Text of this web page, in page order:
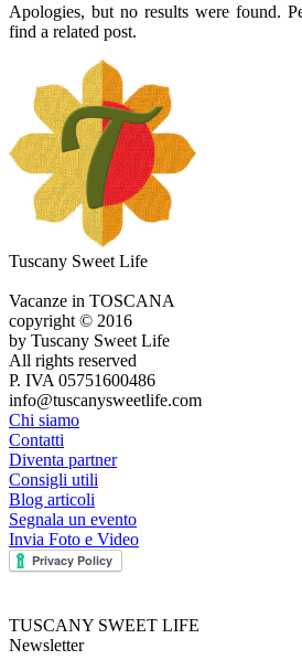
Apologies, but no results were found.
find a related post.
Tuscany Sweet Life
Vacanze in TOSCANA
copyright © 2016
by Tuscany Sweet Life
All rights reserved
P. IVA 05751600486
info@tuscanysweetlife.com
Chi siamo
Contatti
Diventa partner
Consigli utili
Blog articoli
Segnala un evento
Invia Foto e Video
TUSCANY SWEET LIFE
Newsletter